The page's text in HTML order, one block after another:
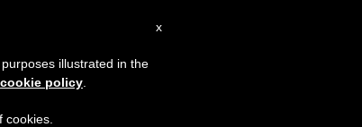
x
illustrated in the
cookie policy